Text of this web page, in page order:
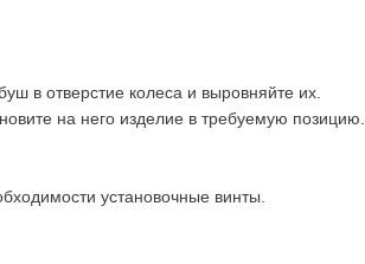
в отверстие колеса и выровняйте их.
на него изделие в требуемую позицию.
установочные винты.